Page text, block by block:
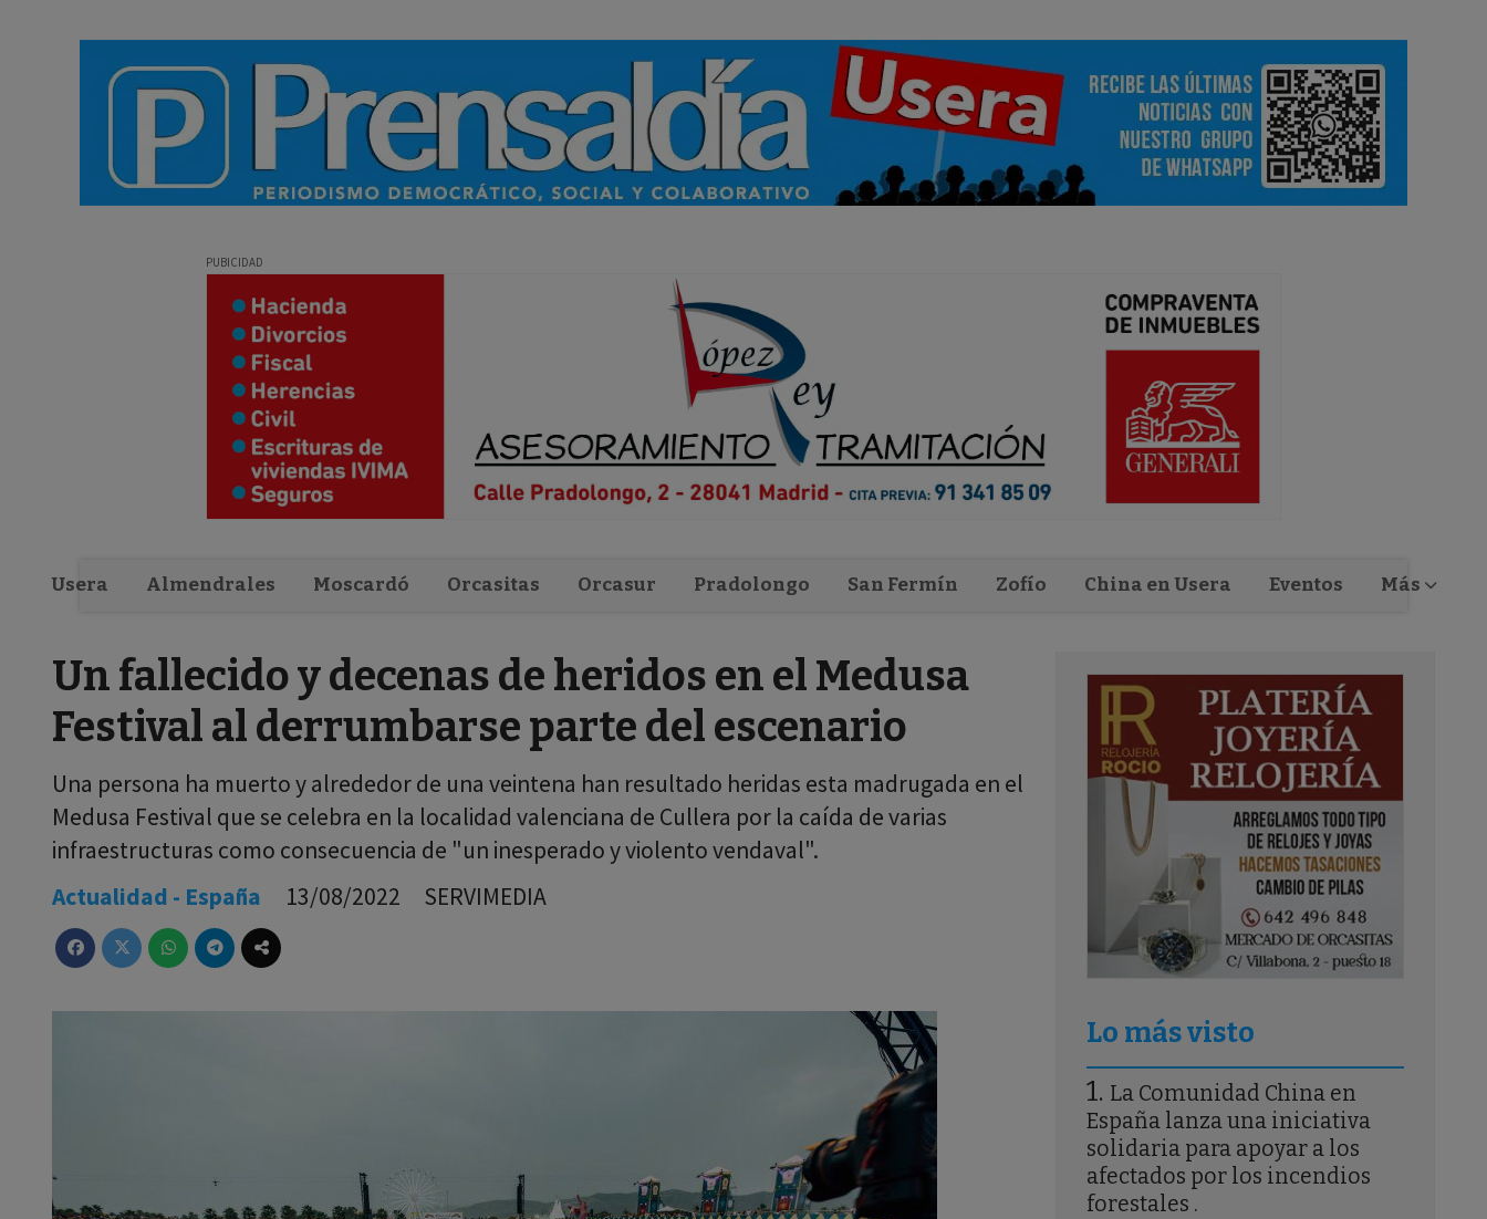
Usera Almendrales Moscardó Orcasitas Orcasur Pradolongo San Fermín Zofío China en Usera Eventos Más
Un fallecido y decenas de heridos en el Medusa
Festival al derrumbarse parte del escenario
Una persona ha muerto y alrededor de una veintena han resultado heridas esta madrugada en el
Medusa Festival que se celebra en la localidad valenciana de Cullera por la caída de varias
infraestructuras como consecuencia de "un inesperado y violento vendaval".
Actualidad - España
13/08/2022 SERVIMEDIA
Lo más visto
La Comunidad China en
España lanza una iniciativa
solidaria para apoyar a los
afectados por los incendios
forestales .